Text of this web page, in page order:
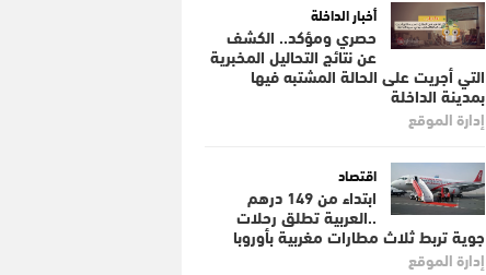
أخبار الداخلة
حصري ومؤكد.. الكشف
عن نتائج التحاليل المخبرية
التي أجريت على الحالة المشتبه فيها
بمدينة الداخلة
إدارة الموقع
اقتصاد
ابتداء من 149 درهم
..العربية تطلق رحلات
جوية تربط ثلاث مطارات مغربية بأوروبا
إدارة الموقع